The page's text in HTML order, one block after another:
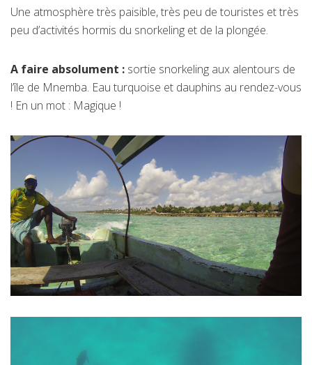
Une atmosphère très paisible, très peu de touristes et très
peu d’activités hormis du snorkeling et de la plongée.
A faire absolument : sortie snorkeling aux alentours de
l’île de Mnemba. Eau turquoise et dauphins au rendez-vous
! En un mot : Magique !